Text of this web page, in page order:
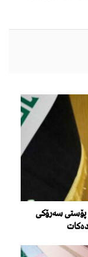
پۆستی سەرۆكی